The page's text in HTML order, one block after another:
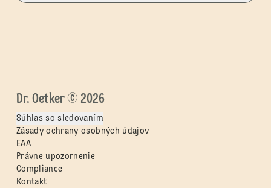
Dr. Oetker © 2026
Súhlas so sledovaním
Zásady ochrany osobných údajov
EAA
Právne upozornenie
Compliance
Kontakt